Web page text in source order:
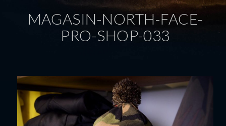
MAGASIN-NORTH-FACE-
PRO-SHOP-033